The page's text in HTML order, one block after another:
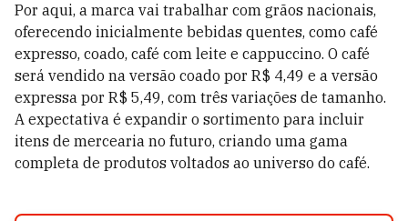
Por aqui, a marca vai trabalhar com grãos nacionais,
oferecendo inicialmente bebidas quentes, como café
expresso, coado, café com leite e cappuccino. O café
será vendido na versão coado por R$ 4,49 e a versão
expressa por R$ 5,49, com três variações de tamanho.
A expectativa é expandir o sortimento para incluir
itens de mercearia no futuro, criando uma gama
completa de produtos voltados ao universo do café.